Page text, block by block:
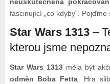
fascinující „co kdyby“.
Star Wars 1313–
kterou jsme
Star Wars 1313měla být
odměn Boba Fetta . Hra